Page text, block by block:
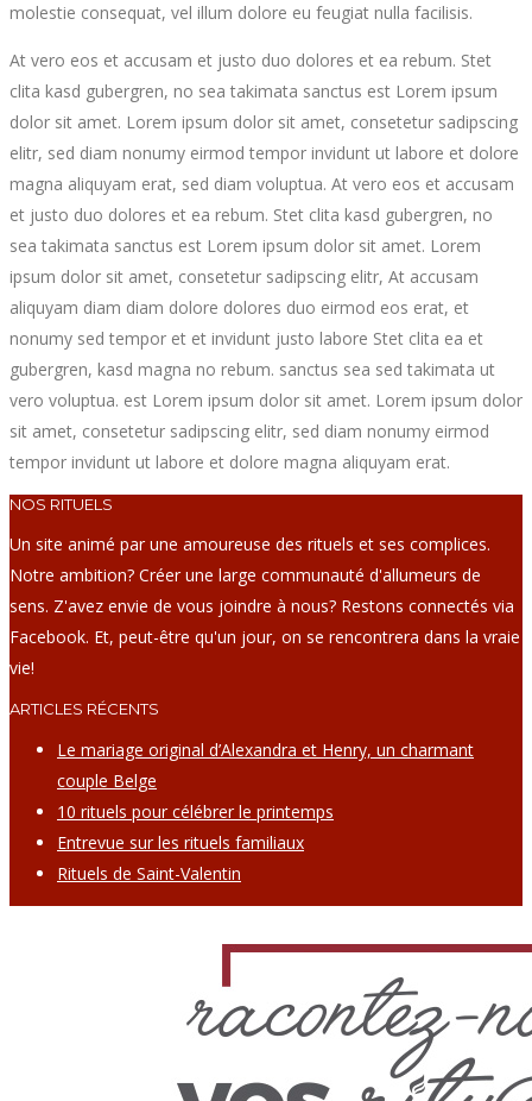
molestie consequat, vel illum dolore eu feugiat nulla facilisis.
At vero eos et accusam et justo duo dolores et ea rebum. Stet
clita kasd gubergren, no sea takimata sanctus est Lorem ipsum
dolor sit amet. Lorem ipsum dolor sit amet, consetetur sadipscing
elitr, sed diam nonumy eirmod tempor invidunt ut labore et dolore
magna aliquyam erat, sed diam voluptua. At vero eos et accusam
et justo duo dolores et ea rebum. Stet clita kasd gubergren, no
sea takimata sanctus est Lorem ipsum dolor sit amet. Lorem
ipsum dolor sit amet, consetetur sadipscing elitr, At accusam
aliquyam diam diam dolore dolores duo eirmod eos erat, et
nonumy sed tempor et et invidunt justo labore Stet clita ea et
gubergren, kasd magna no rebum. sanctus sea sed takimata ut
vero voluptua. est Lorem ipsum dolor sit amet. Lorem ipsum dolor
sit amet, consetetur sadipscing elitr, sed diam nonumy eirmod
tempor invidunt ut labore et dolore magna aliquyam erat.
NOS RITUELS
Un site animé par une amoureuse des rituels et ses complices.
Notre ambition? Créer une large communauté d'allumeurs de
sens. Z'avez envie de vous joindre à nous? Restons connectés via
Facebook. Et, peut-être qu'un jour, on se rencontrera dans la vraie
vie!
ARTICLES RÉCENTS
Le mariage original d’Alexandra et Henry, un charmant
couple Belge
10 rituels pour célébrer le printemps
Entrevue sur les rituels familiaux
Rituels de Saint-Valentin